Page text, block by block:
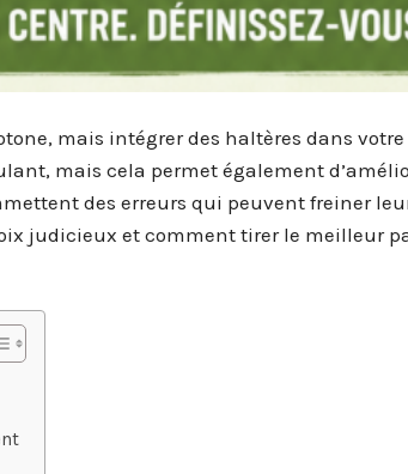
mais intégrer des haltères dans
mais cela permet également
des erreurs qui peuvent freiner
judicieux et comment tirer le meilleur